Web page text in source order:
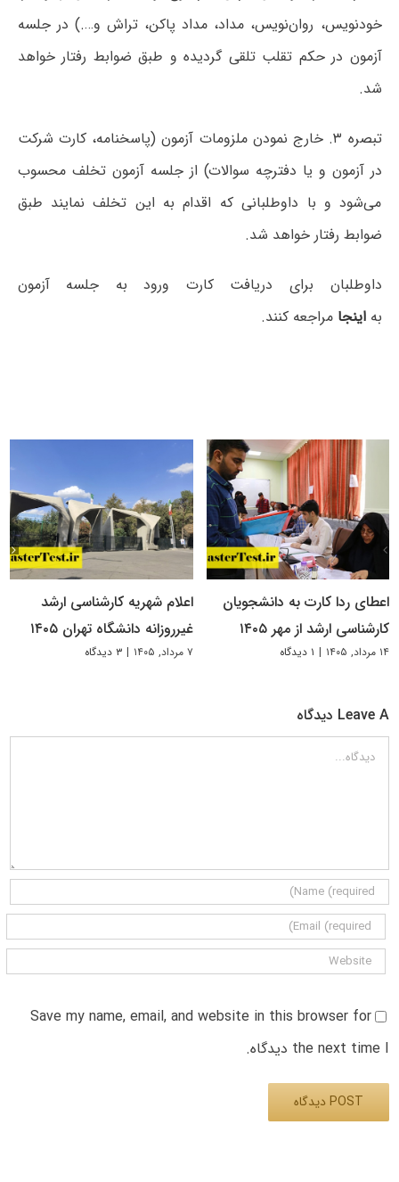
خودنویس، روان‌نویس، مداد، مداد پاکن، تراش و….) در جلسه
آزمون در حکم تقلب تلقی گردیده و طبق ضوابط رفتار خواهد
شد.
تبصره ۳. خارج نمودن ملزومات آزمون (پاسخنامه، کارت شرکت
در آزمون و یا دفترچه سوالات) از جلسه آزمون تخلف محسوب
می‌شود و با داوطلبانی که اقدام به این تخلف نمایند طبق
ضوابط رفتار خواهد شد.
داوطلبان برای دریافت کارت ورود به جلسه آزمون
به اینجا مراجعه کنند.
اعطای ردا کارت به دانشجویان
کارشناسی ارشد از مهر ۱۴۰۵
۱۴ مرداد, ۱۴۰۵ | ۱ دیدگاه
اعلام شهریه کارشناسی ارشد
غیرروزانه دانشگاه تهران ۱۴۰۵
۷ مرداد, ۱۴۰۵ | ۳ دیدگاه
Leave A دیدگاه
دیدگاه
Save my name, email, and website in this browser for
the next time I دیدگاه.